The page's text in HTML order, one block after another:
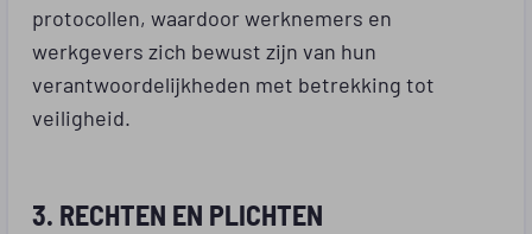
protocollen, waardoor werknemers en
werkgevers zich bewust zijn van hun
verantwoordelijkheden met betrekking tot
veiligheid.
3. RECHTEN EN PLICHTEN